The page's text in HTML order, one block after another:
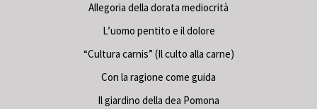
Allegoria della dorata mediocrità
L’uomo pentito e il dolore
“Cultura carnis” (Il culto alla carne)
Con la ragione come guida
Il giardino della dea Pomona